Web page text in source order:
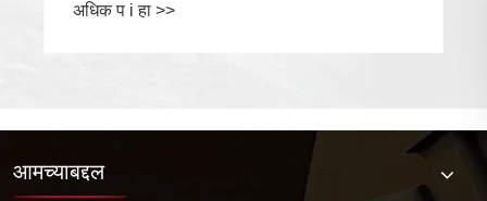
अधिक प i हा >>
आमच्याबद्दल